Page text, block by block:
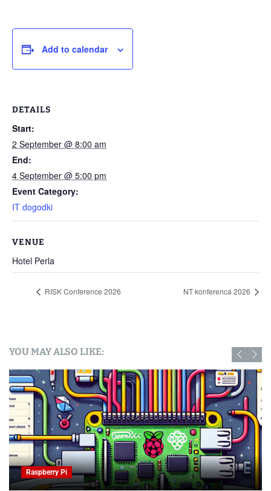
Add to calendar
DETAILS
Start:
2 September @ 8:00 am
End:
4 September @ 5:00 pm
Event Category:
IT dogodki
VENUE
Hotel Perla
RISK Conference 2026 NT konferenca 2026
YOU MAY ALSO LIKE:
Raspberry Pi